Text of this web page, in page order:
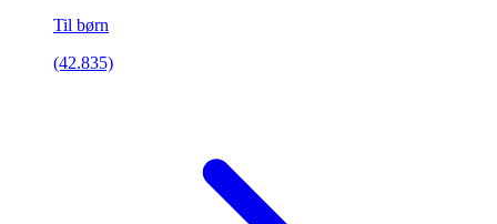
Til børn
(42.835)